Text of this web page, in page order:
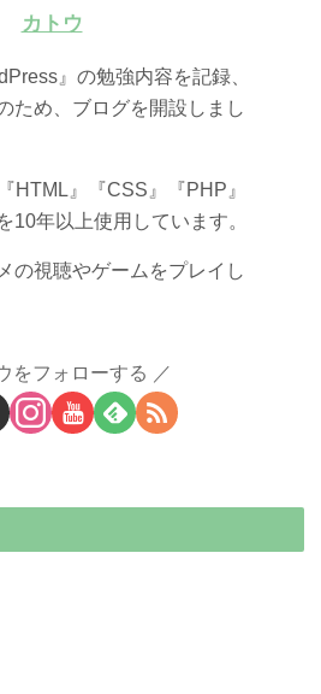
カトウ
』の勉強内容を記録、
ため、ブログを開設しまし
HTML』『CSS』『PHP』
10年以上使用しています。
の視聴やゲームをプレイし
をフォローする